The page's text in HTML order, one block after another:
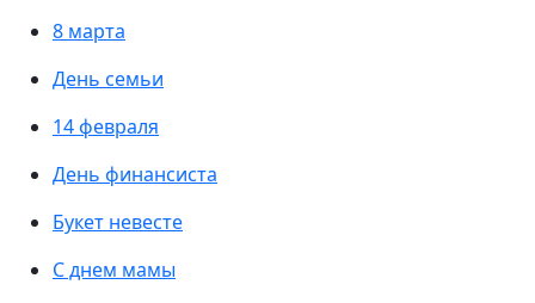
8 марта
День семьи
14 февраля
День финансиста
Букет невесте
С днем мамы